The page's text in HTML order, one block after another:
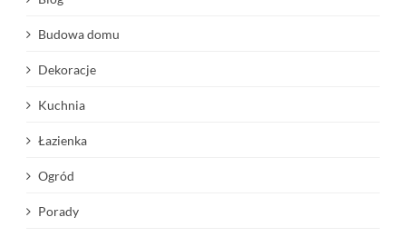
Budowa domu
Dekoracje
Kuchnia
Łazienka
Ogród
Porady